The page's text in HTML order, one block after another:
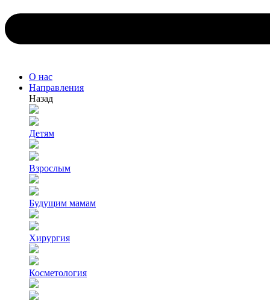
О нас
Направления
Назад
Детям
Взрослым
Будущим мамам
Хирургия
Косметология